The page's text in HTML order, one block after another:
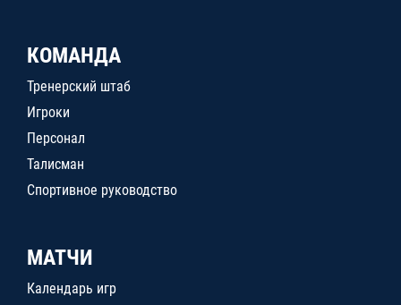
КОМАНДА
Тренерский штаб
Игроки
Персонал
Талисман
Спортивное руководство
МАТЧИ
Календарь игр